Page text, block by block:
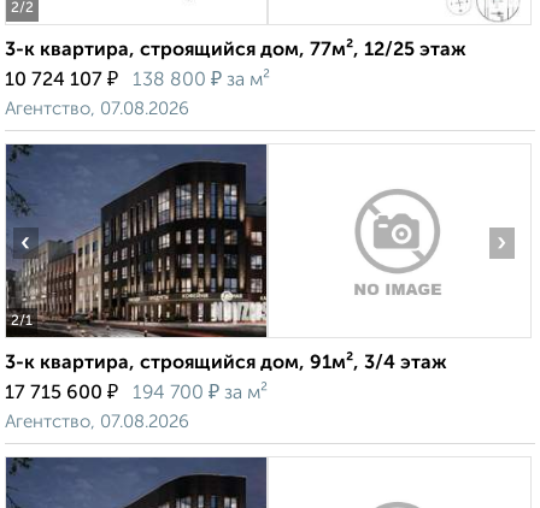
2/2
3-к квартира, строящийся дом, 77м², 12/25 этаж
10 724 107 ₽ 138 800 ₽ за м²
Агентство, 07.08.2026
2/1
‹ ›
3-к квартира, строящийся дом, 91м², 3/4 этаж
17 715 600 ₽ 194 700 ₽ за м²
Агентство, 07.08.2026